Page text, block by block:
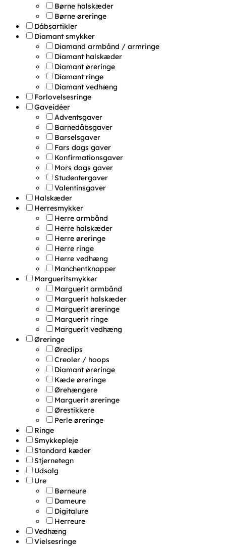
Børne halskæder
Børne øreringe
Dåbsartikler
Diamant smykker
Diamand armbånd / armringe
Diamant halskæder
Diamant øreringe
Diamant ringe
Diamant vedhæng
Forlovelsesringe
Gaveidéer
Adventsgaver
Barnedåbsgaver
Barselsgaver
Fars dags gaver
Konfirmationsgaver
Mors dags gaver
Studentergaver
Valentinsgaver
Halskæder
Herresmykker
Herre armbånd
Herre halskæder
Herre øreringe
Herre ringe
Herre vedhæng
Manchentknapper
Margueritsmykker
Marguerit armbånd
Marguerit halskæder
Marguerit øreringe
Marguerit ringe
Marguerit vedhæng
Øreringe
Øreclips
Creoler / hoops
Diamant øreringe
Kæde øreringe
Ørehængere
Marguerit øreringe
Ørestikkere
Perle øreringe
Ringe
Smykkepleje
Standard kæder
Stjernetegn
Udsalg
Ure
Børneure
Dameure
Digitalure
Herreure
Vedhæng
Vielsesringe